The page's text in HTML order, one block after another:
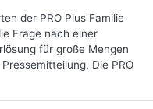
der PRO Plus Familie
Frage nach einer
für große Mengen
Die PRO